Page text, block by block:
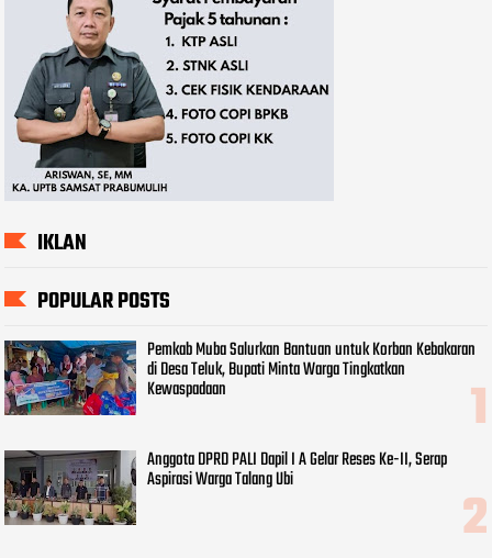
IKLAN
POPULAR POSTS
Pemkab Muba Salurkan Bantuan untuk Korban Kebakaran
di Desa Teluk, Bupati Minta Warga Tingkatkan
Kewaspadaan
Anggota DPRD PALI Dapil I A Gelar Reses Ke-II, Serap
Aspirasi Warga Talang Ubi